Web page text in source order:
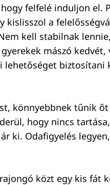
felfelé induljon el.
a
kell stabilnak
mászó kedvét,
biztosítani
könnyebbnek tűnik őt
hogy nincs
ki. Odafigyelés
közt egy kis fát